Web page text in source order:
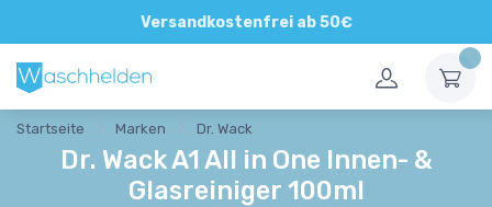
Versandkostenfrei ab 50€
Direkte und persönliche Beratung
Startseite Marken Dr. Wack
Dr. Wack A1 All in One Innen- &
Glasreiniger 100ml